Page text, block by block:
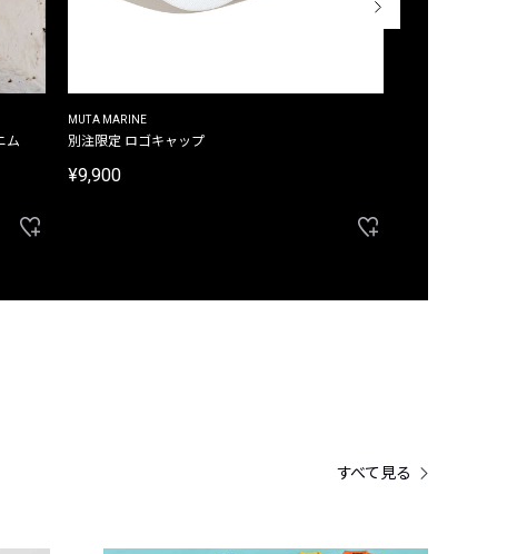
ム
MUTA MARINE
別注限定 ロゴキャップ
¥9,900
すべて見る